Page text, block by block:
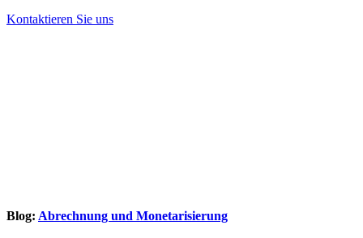
Kontaktieren Sie uns
Blog: Abrechnung und Monetarisierung